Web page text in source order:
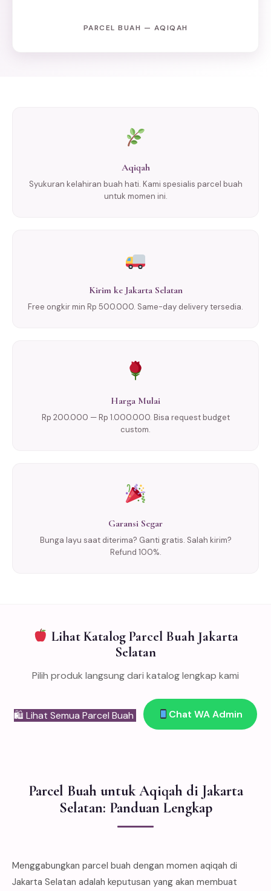
PARCEL BUAH — AQIQAH
Aqiqah
Syukuran kelahiran buah hati. Kami spesialis parcel buah
untuk momen ini.
Kirim ke Jakarta Selatan
Free ongkir min Rp 500.000. Same-day delivery tersedia.
Harga Mulai
Rp 200.000 — Rp 1.000.000. Bisa request budget
custom.
Garansi Segar
Bunga layu saat diterima? Ganti gratis. Salah kirim?
Refund 100%.
Lihat Katalog Parcel Buah Jakarta
Selatan
Pilih produk langsung dari katalog lengkap kami
🛍 Lihat Semua Parcel Buah Chat WA Admin
Parcel Buah untuk Aqiqah di Jakarta
Selatan: Panduan Lengkap
Menggabungkan parcel buah dengan momen aqiqah di
Jakarta Selatan adalah keputusan yang akan membuat